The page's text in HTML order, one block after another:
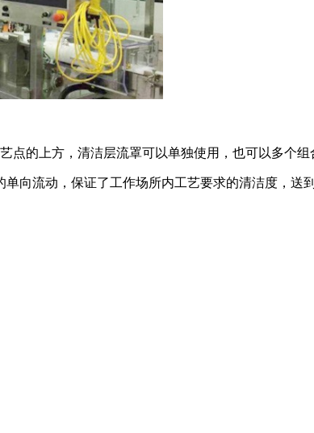
的上方，清洁层流罩可以单独使用，也可以多个组
流动，保证了工作场所内工艺要求的清洁度，送